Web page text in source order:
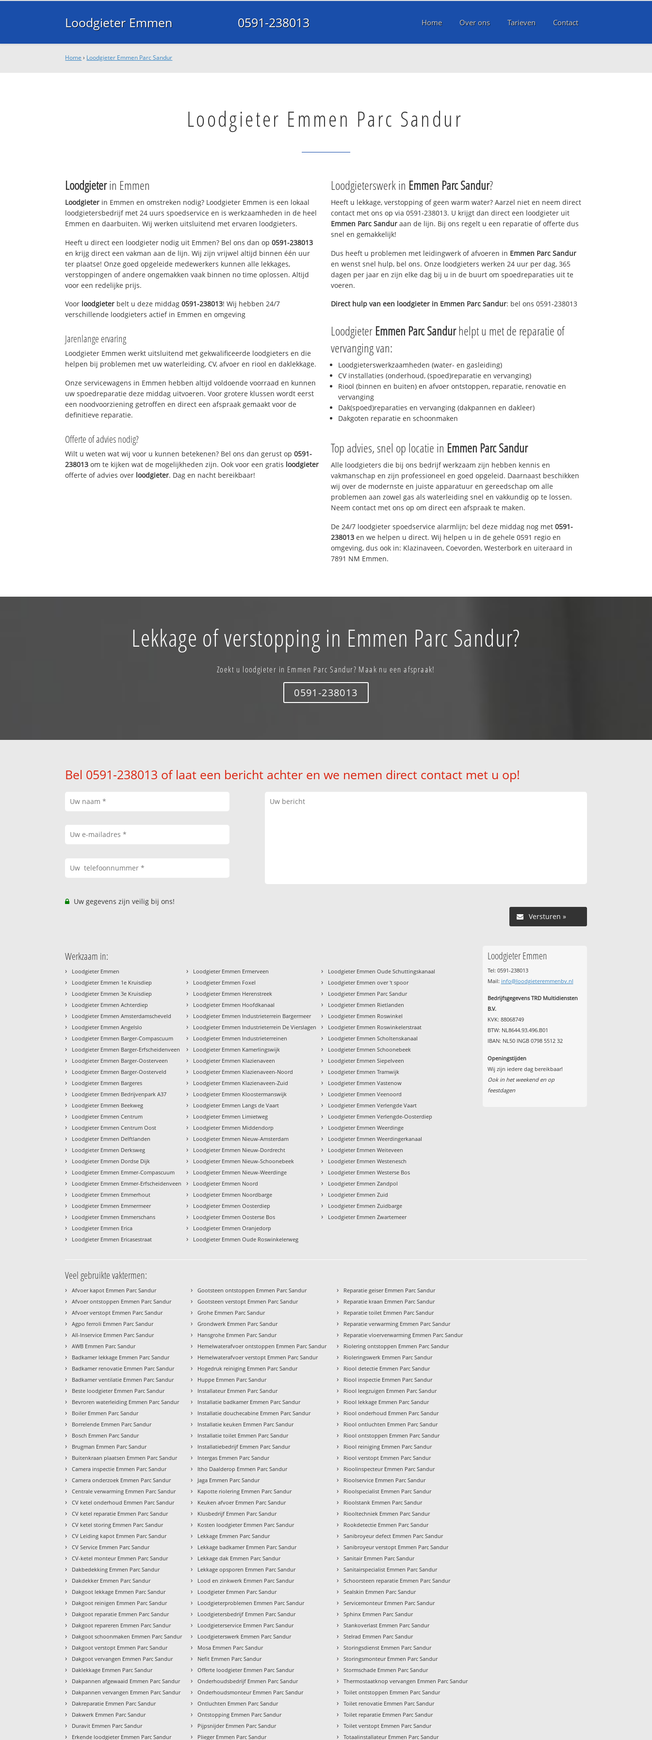
Loodgieter Emmen 0591-238013 Home Over ons Tarieven Contact
Home › Loodgieter Emmen Parc Sandur
Loodgieter Emmen Parc Sandur
Loodgieterin Emmen
Loodgieter in Emmen en omstreken nodig? Loodgieter Emmen is een lokaal
loodgietersbedrijf met 24 uurs spoedservice en is werkzaamheden in de heel
Emmen en daarbuiten. Wij werken uitsluitend met ervaren loodgieters.
Heeft u direct een loodgieter nodig uit Emmen? Bel ons dan op0591-238013
en krijg direct een vakman aan de lijn. Wij zijn vrijwel altijd binnen één uur
ter plaatse! Onze goed opgeleide medewerkers kunnen alle lekkages,
verstoppingen of andere ongemakken vaak binnen no time oplossen. Altijd
voor een redelijke prijs.
Voor loodgieter belt u deze middag0591-238013! Wij hebben 24/7
verschillende loodgieters actief in Emmen en omgeving
Jarenlange ervaring
Loodgieter Emmen werkt uitsluitend met gekwalificeerde loodgieters en die
helpen bij problemen met uw waterleiding, CV, afvoer en riool en daklekkage.
Onze servicewagens in Emmen hebben altijd voldoende voorraad en kunnen
uw spoedreparatie deze middag uitvoeren. Voor grotere klussen wordt eerst
een noodvoorziening getroffen en direct een afspraak gemaakt voor de
definitieve reparatie.
Offerte of advies nodig?
Wilt u weten wat wij voor u kunnen betekenen? Bel ons dan gerust op0591-
238013 om te kijken wat de mogelijkheden zijn. Ook voor een gratis loodgieter
offerte of advies over loodgieter. Dag en nacht bereikbaar!
Loodgieterswerk in Emmen Parc Sandur?
Heeft u lekkage, verstopping of geen warm water? Aarzel niet en neem direct
contact met ons op via 0591-238013. U krijgt dan direct een loodgieter uit
Emmen Parc Sandur aan de lijn. Bij ons regelt u een reparatie of offerte dus
snel en gemakkelijk!
Dus heeft u problemen met leidingwerk of afvoeren in Emmen Parc Sandur
en wenst snel hulp, bel ons. Onze loodgieters werken 24 uur per dag, 365
dagen per jaar en zijn elke dag bij u in de buurt om spoedreparaties uit te
voeren.
Direct hulp van een loodgieter in Emmen Parc Sandur: bel ons 0591-238013
Loodgieter Emmen Parc Sandurhelpt u met de reparatie of
vervanging van:
Loodgieterswerkzaamheden (water- en gasleiding)
CV installaties (onderhoud, (spoed)reparatie en vervanging)
Riool (binnen en buiten) en afvoer ontstoppen, reparatie, renovatie en
vervanging
Dak(spoed)reparaties en vervanging (dakpannen en dakleer)
Dakgoten reparatie en schoonmaken
Top advies, snel op locatie in Emmen Parc Sandur
Alle loodgieters die bij ons bedrijf werkzaam zijn hebben kennis en
vakmanschap en zijn professioneel en goed opgeleid. Daarnaast beschikken
wij over de modernste en juiste apparatuur en gereedschap om alle
problemen aan zowel gas als waterleiding snel en vakkundig op te lossen.
Neem contact met ons op om direct een afspraak te maken.
De 24/7 loodgieter spoedservice alarmlijn; bel deze middag nog met 0591-
238013 en we helpen u direct. Wij helpen u in de gehele 0591 regio en
omgeving, dus ook in: Klazinaveen, Coevorden, Westerbork en uiteraard in
7891 NM Emmen.
Lekkage of verstopping in Emmen Parc Sandur?
Zoekt u loodgieter in Emmen Parc Sandur? Maak nu een afspraak!
0591-238013
Bel 0591-238013 of laat een bericht achter en we nemen direct contact met u op!
Uw gegevens zijn veilig bij ons!
Versturen »
Werkzaam in:
› Loodgieter Emmen
› Loodgieter Emmen 1e Kruisdiep
› Loodgieter Emmen 3e Kruisdiep
› Loodgieter Emmen Achterdiep
› Loodgieter Emmen Amsterdamscheveld
› Loodgieter Emmen Angelslo
› Loodgieter Emmen Barger-Compascuum
› Loodgieter Emmen Barger-Erfscheidenveen
› Loodgieter Emmen Barger-Oosterveen
› Loodgieter Emmen Barger-Oosterveld
› Loodgieter Emmen Bargeres
› Loodgieter Emmen Bedrijvenpark A37
› Loodgieter Emmen Beekweg
› Loodgieter Emmen Centrum
› Loodgieter Emmen Centrum Oost
› Loodgieter Emmen Delftlanden
› Loodgieter Emmen Derksweg
› Loodgieter Emmen Dordse Dijk
› Loodgieter Emmen Emmer-Compascuum
› Loodgieter Emmen Emmer-Erfscheidenveen
› Loodgieter Emmen Emmerhout
› Loodgieter Emmen Emmermeer
› Loodgieter Emmen Emmerschans
› Loodgieter Emmen Erica
› Loodgieter Emmen Ericasestraat
› Loodgieter Emmen Ermerveen
› Loodgieter Emmen Foxel
› Loodgieter Emmen Herenstreek
› Loodgieter Emmen Hoofdkanaal
› Loodgieter Emmen Industrieterrein Bargermeer
› Loodgieter Emmen Industrieterrein De Vierslagen
› Loodgieter Emmen Industrieterreinen
› Loodgieter Emmen Kamerlingswijk
› Loodgieter Emmen Klazienaveen
› Loodgieter Emmen Klazienaveen-Noord
› Loodgieter Emmen Klazienaveen-Zuid
› Loodgieter Emmen Kloostermanswijk
› Loodgieter Emmen Langs de Vaart
› Loodgieter Emmen Limietweg
› Loodgieter Emmen Middendorp
› Loodgieter Emmen Nieuw-Amsterdam
› Loodgieter Emmen Nieuw-Dordrecht
› Loodgieter Emmen Nieuw-Schoonebeek
› Loodgieter Emmen Nieuw-Weerdinge
› Loodgieter Emmen Noord
› Loodgieter Emmen Noordbarge
› Loodgieter Emmen Oosterdiep
› Loodgieter Emmen Oosterse Bos
› Loodgieter Emmen Oranjedorp
› Loodgieter Emmen Oude Roswinkelerweg
› Loodgieter Emmen Oude Schuttingskanaal
› Loodgieter Emmen over 't spoor
› Loodgieter Emmen Parc Sandur
› Loodgieter Emmen Rietlanden
› Loodgieter Emmen Roswinkel
› Loodgieter Emmen Roswinkelerstraat
› Loodgieter Emmen Scholtenskanaal
› Loodgieter Emmen Schoonebeek
› Loodgieter Emmen Siepelveen
› Loodgieter Emmen Tramwijk
› Loodgieter Emmen Vastenow
› Loodgieter Emmen Veenoord
› Loodgieter Emmen Verlengde Vaart
› Loodgieter Emmen Verlengde-Oosterdiep
› Loodgieter Emmen Weerdinge
› Loodgieter Emmen Weerdingerkanaal
› Loodgieter Emmen Weiteveen
› Loodgieter Emmen Westenesch
› Loodgieter Emmen Westerse Bos
› Loodgieter Emmen Zandpol
› Loodgieter Emmen Zuid
› Loodgieter Emmen Zuidbarge
› Loodgieter Emmen Zwartemeer
Loodgieter Emmen
Tel: 0591-238013
Mail: info@loodgieteremmenbv.nl
Bedrijfsgegevens TRD Multidiensten
B.V.
KVK: 88068749
BTW: NL8644.93.496.B01
IBAN: NL50 INGB 0798 5512 32
Openingstijden
Wij zijn iedere dag bereikbaar!
Ook in het weekend en op
feestdagen
Veel gebruikte vaktermen:
› Afvoer kapot Emmen Parc Sandur
› Afvoer ontstoppen Emmen Parc Sandur
› Afvoer verstopt Emmen Parc Sandur
› Agpo ferroli Emmen Parc Sandur
› All-Inservice Emmen Parc Sandur
› AWB Emmen Parc Sandur
› Badkamer lekkage Emmen Parc Sandur
› Badkamer renovatie Emmen Parc Sandur
› Badkamer ventilatie Emmen Parc Sandur
› Beste loodgieter Emmen Parc Sandur
› Bevroren waterleiding Emmen Parc Sandur
› Boiler Emmen Parc Sandur
› Borrelende Emmen Parc Sandur
› Bosch Emmen Parc Sandur
› Brugman Emmen Parc Sandur
› Buitenkraan plaatsen Emmen Parc Sandur
› Camera inspectie Emmen Parc Sandur
› Camera onderzoek Emmen Parc Sandur
› Centrale verwarming Emmen Parc Sandur
› CV ketel onderhoud Emmen Parc Sandur
› CV ketel reparatie Emmen Parc Sandur
› CV ketel storing Emmen Parc Sandur
› CV Leiding kapot Emmen Parc Sandur
› CV Service Emmen Parc Sandur
› CV-ketel monteur Emmen Parc Sandur
› Dakbedekking Emmen Parc Sandur
› Dakdekker Emmen Parc Sandur
› Dakgoot lekkage Emmen Parc Sandur
› Dakgoot reinigen Emmen Parc Sandur
› Dakgoot reparatie Emmen Parc Sandur
› Dakgoot repareren Emmen Parc Sandur
› Dakgoot schoonmaken Emmen Parc Sandur
› Dakgoot verstopt Emmen Parc Sandur
› Dakgoot vervangen Emmen Parc Sandur
› Daklekkage Emmen Parc Sandur
› Dakpannen afgewaaid Emmen Parc Sandur
› Dakpannen vervangen Emmen Parc Sandur
› Dakreparatie Emmen Parc Sandur
› Dakwerk Emmen Parc Sandur
› Duravit Emmen Parc Sandur
› Erkende loodgieter Emmen Parc Sandur
› Gootsteen ontstoppen Emmen Parc Sandur
› Gootsteen verstopt Emmen Parc Sandur
› Grohe Emmen Parc Sandur
› Grondwerk Emmen Parc Sandur
› Hansgrohe Emmen Parc Sandur
› Hemelwaterafvoer ontstoppen Emmen Parc Sandur
› Hemelwaterafvoer verstopt Emmen Parc Sandur
› Hogedruk reiniging Emmen Parc Sandur
› Huppe Emmen Parc Sandur
› Installateur Emmen Parc Sandur
› Installatie badkamer Emmen Parc Sandur
› Installatie douchecabine Emmen Parc Sandur
› Installatie keuken Emmen Parc Sandur
› Installatie toilet Emmen Parc Sandur
› Installatiebedrijf Emmen Parc Sandur
› Intergas Emmen Parc Sandur
› Itho Daalderop Emmen Parc Sandur
› Jaga Emmen Parc Sandur
› Kapotte riolering Emmen Parc Sandur
› Keuken afvoer Emmen Parc Sandur
› Klusbedrijf Emmen Parc Sandur
› Kosten loodgieter Emmen Parc Sandur
› Lekkage Emmen Parc Sandur
› Lekkage badkamer Emmen Parc Sandur
› Lekkage dak Emmen Parc Sandur
› Lekkage opsporen Emmen Parc Sandur
› Lood en zinkwerk Emmen Parc Sandur
› Loodgieter Emmen Parc Sandur
› Loodgieterproblemen Emmen Parc Sandur
› Loodgietersbedrijf Emmen Parc Sandur
› Loodgieterservice Emmen Parc Sandur
› Loodgieterswerk Emmen Parc Sandur
› Mosa Emmen Parc Sandur
› Nefit Emmen Parc Sandur
› Offerte loodgieter Emmen Parc Sandur
› Onderhoudsbedrijf Emmen Parc Sandur
› Onderhoudsmonteur Emmen Parc Sandur
› Ontluchten Emmen Parc Sandur
› Ontstopping Emmen Parc Sandur
› Pijpsnijder Emmen Parc Sandur
› Plieger Emmen Parc Sandur
› Reparatie geiser Emmen Parc Sandur
› Reparatie kraan Emmen Parc Sandur
› Reparatie toilet Emmen Parc Sandur
› Reparatie verwarming Emmen Parc Sandur
› Reparatie vloerverwarming Emmen Parc Sandur
› Riolering ontstoppen Emmen Parc Sandur
› Rioleringswerk Emmen Parc Sandur
› Riool detectie Emmen Parc Sandur
› Riool inspectie Emmen Parc Sandur
› Riool leegzuigen Emmen Parc Sandur
› Riool lekkage Emmen Parc Sandur
› Riool onderhoud Emmen Parc Sandur
› Riool ontluchten Emmen Parc Sandur
› Riool ontstoppen Emmen Parc Sandur
› Riool reiniging Emmen Parc Sandur
› Riool verstopt Emmen Parc Sandur
› Rioolinspecteur Emmen Parc Sandur
› Rioolservice Emmen Parc Sandur
› Rioolspecialist Emmen Parc Sandur
› Rioolstank Emmen Parc Sandur
› Riooltechniek Emmen Parc Sandur
› Rookdetectie Emmen Parc Sandur
› Sanibroyeur defect Emmen Parc Sandur
› Sanibroyeur verstopt Emmen Parc Sandur
› Sanitair Emmen Parc Sandur
› Sanitairspecialist Emmen Parc Sandur
› Schoorsteen reparatie Emmen Parc Sandur
› Sealskin Emmen Parc Sandur
› Servicemonteur Emmen Parc Sandur
› Sphinx Emmen Parc Sandur
› Stankoverlast Emmen Parc Sandur
› Stelrad Emmen Parc Sandur
› Storingsdienst Emmen Parc Sandur
› Storingsmonteur Emmen Parc Sandur
› Stormschade Emmen Parc Sandur
› Thermostaatknop vervangen Emmen Parc Sandur
› Toilet ontstoppen Emmen Parc Sandur
› Toilet renovatie Emmen Parc Sandur
› Toilet reparatie Emmen Parc Sandur
› Toilet verstopt Emmen Parc Sandur
› Totaalinstallateur Emmen Parc Sandur